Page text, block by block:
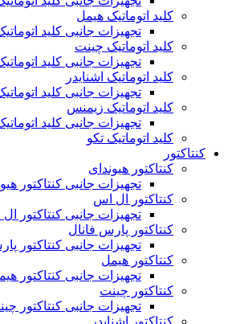
کلید اتوماتیک هیمل
تجهیزات جانبی کلید
کلید اتوماتیک چینت
تجهیزات جانبی کلید
کلید اتوماتیک اشنایدر
تجهیزات جانبی کلید
کلید اتوماتیک زیمنس
تجهیزات جانبی کلید
کلید اتوماتیک تکو
کنتاکتور
کنتاکتور هیوندای
تجهیزات جانبی کنتاکتور
کنتاکتور ال اس
تجهیزات جانبی کنتاکتور
کنتاکتور پارس فانال
تجهیزات جانبی کنتاکتور
کنتاکتور هیمل
تجهیزات جانبی کنتاکتور
کنتاکتور چینت
تجهیزات جانبی کنتاکتور